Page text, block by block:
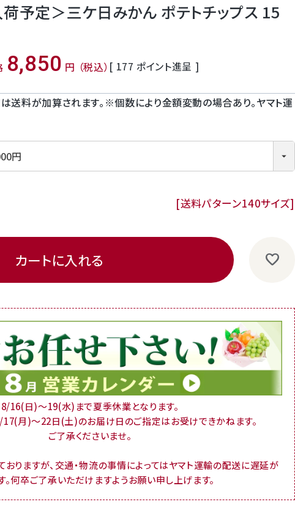
予定＞三ケ日みかん ポテトチップス 15
8,850 税込 [ 177 ポイント進呈 ]
送料が加算されます。※個数により金額変動の場合あり。ヤマト運
送料パターン140サイズ
カートに入れる
8/16(日)～19(水)まで夏季休業となります。
月)～22日(土)のお届け日のご指定はお受けできかねます。
ご了承くださいませ。
おりますが、交通・物流の事情によってはヤマト運輸の配送に遅延が
何卒ご了承いただけますようお願い申し上げます。